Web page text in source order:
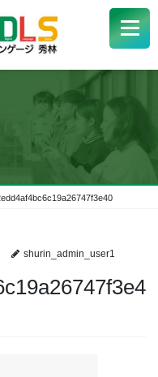
+
ト
shurin_admin_user1